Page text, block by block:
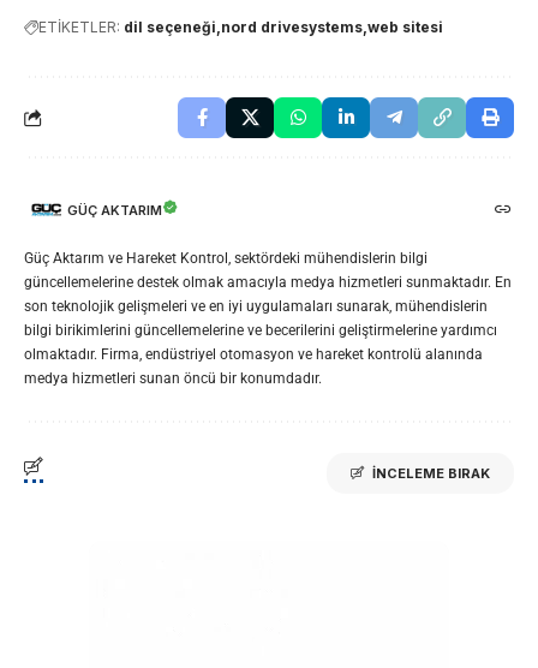
ETİKETLER: dil seçeneği nord drivesystems web sitesi
GÜÇ AKTARIM
Güç Aktarım ve Hareket Kontrol, sektördeki mühendislerin bilgi
güncellemelerine destek olmak amacıyla medya hizmetleri sunmaktadır. En
son teknolojik gelişmeleri ve en iyi uygulamaları sunarak, mühendislerin
bilgi birikimlerini güncellemelerine ve becerilerini geliştirmelerine yardımcı
olmaktadır. Firma, endüstriyel otomasyon ve hareket kontrolü alanında
medya hizmetleri sunan öncü bir konumdadır.
İNCELEME BIRAK